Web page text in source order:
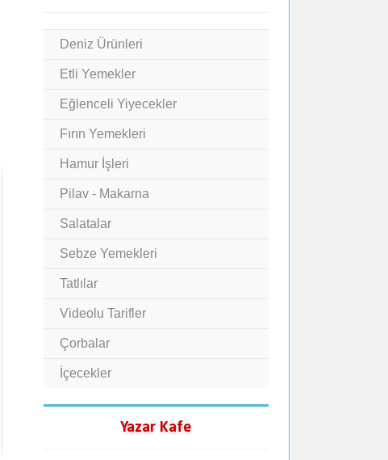
Deniz Ürünleri
Etli Yemekler
Eğlenceli Yiyecekler
Fırın Yemekleri
Hamur İşleri
Pilav - Makarna
Salatalar
Sebze Yemekleri
Tatlılar
Videolu Tarifler
Çorbalar
İçecekler
Yazar Kafe